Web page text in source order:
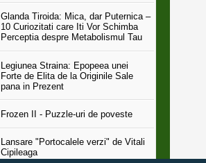
Glanda Tiroida: Mica, dar Puternica –
10 Curiozitati care Iti Vor Schimba
Perceptia despre Metabolismul Tau
Legiunea Straina: Epopeea unei
Forte de Elita de la Originile Sale
pana in Prezent
Frozen II - Puzzle-uri de poveste
Lansare "Portocalele verzi" de Vitali
Cipileaga